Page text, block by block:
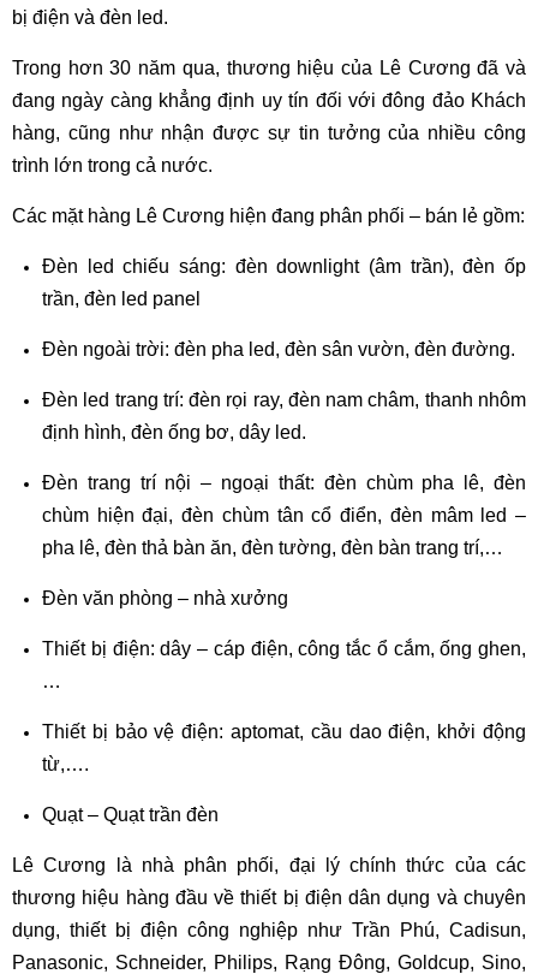
bị điện và đèn led.
Trong hơn 30 năm qua, thương hiệu của Lê Cương đã và
đang ngày càng khẳng định uy tín đối với đông đảo Khách
hàng, cũng như nhận được sự tin tưởng của nhiều công
trình lớn trong cả nước.
Các mặt hàng Lê Cương hiện đang phân phối – bán lẻ gồm:
Đèn led chiếu sáng: đèn downlight (âm trần), đèn ốp
trần, đèn led panel
Đèn ngoài trời: đèn pha led, đèn sân vườn, đèn đường.
Đèn led trang trí: đèn rọi ray, đèn nam châm, thanh nhôm
định hình, đèn ống bơ, dây led.
Đèn trang trí nội – ngoại thất: đèn chùm pha lê, đèn
chùm hiện đại, đèn chùm tân cổ điển, đèn mâm led –
pha lê, đèn thả bàn ăn, đèn tường, đèn bàn trang trí,…
Đèn văn phòng – nhà xưởng
Thiết bị điện: dây – cáp điện, công tắc ổ cắm, ống ghen,
…
Thiết bị bảo vệ điện: aptomat, cầu dao điện, khởi động
từ,….
Quạt – Quạt trần đèn
Lê Cương là nhà phân phối, đại lý chính thức của các
thương hiệu hàng đầu về thiết bị điện dân dụng và chuyên
dụng, thiết bị điện công nghiệp như Trần Phú, Cadisun,
Panasonic, Schneider, Philips, Rạng Đông, Goldcup, Sino,